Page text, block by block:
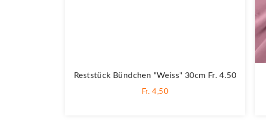
Reststück Bündchen "weiss" 30cm Fr. 4.50
Fr. 4,50